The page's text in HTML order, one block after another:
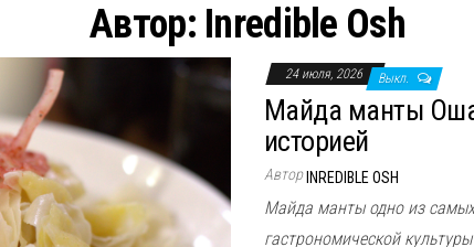
Автор: Inredible Osh
24 июля, 2026 Выкл.
Майда манты
историей
Автор INREDIBLE OSH
Майда манты одно из
гастрономической